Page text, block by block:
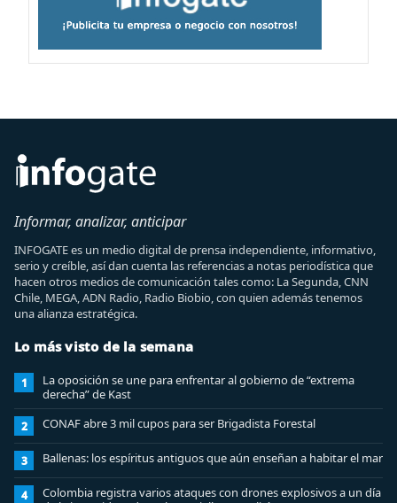
Informar, analizar, anticipar
INFOGATE es un medio digital de prensa independiente, informativo,
serio y creíble, así dan cuenta las referencias a notas periodística que
hacen otros medios de comunicación tales como: La Segunda, CNN
Chile, MEGA, ADN Radio, Radio Biobio, con quien además tenemos
una alianza estratégica.
Lo más visto de la semana
1
La oposición se une para enfrentar al gobierno de “extrema
derecha” de Kast
2 CONAF abre 3 mil cupos para ser Brigadista Forestal
3 Ballenas: los espíritus antiguos que aún enseñan a habitar el mar
4
Colombia registra varios ataques con drones explosivos a un día